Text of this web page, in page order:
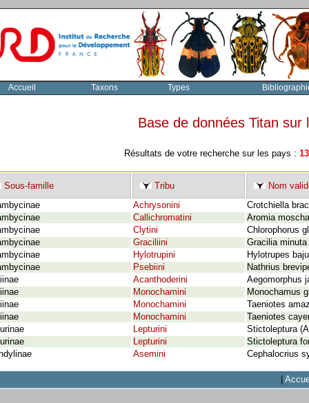
Accueil Taxons Types
Base de données Titan
Résultats de votre recherche sur les pays : 13
Sous-famille Tribu
Nom
Achrysonini
Crotchiella
Callichromatini
Aromia
Clytini
Chlorophorus
Graciliini
Gracilia
Hylotrupini
Hylotrupes
Psebiini
Nathrius
Acanthoderini
Aegomorphus
Monochamini
Monochamus
Monochamini
Taeniotes
Monochamini
Taeniotes
Lepturini
Stictoleptura
Lepturini
Stictoleptura
Asemini Cephalocrius